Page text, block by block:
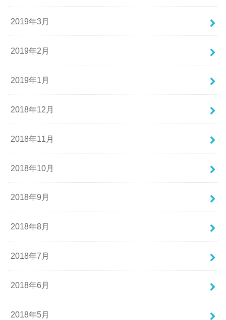
2019年3月
2019年2月
2019年1月
2018年12月
2018年11月
2018年10月
2018年9月
2018年8月
2018年7月
2018年6月
2018年5月